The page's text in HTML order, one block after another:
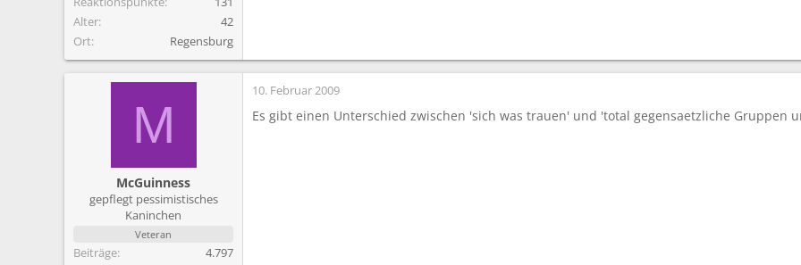
Alter
42
Ort
Regensburg
M
McGuinness
gepflegt pessimistisches
Kaninchen
Veteran
Beiträge
4.797
10. Februar 2009
Es gibt einen Unterschied zwischen 'sich was trauen' und 'total gegensaetzliche Gruppen